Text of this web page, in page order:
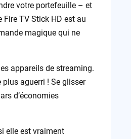
votre portefeuille – et
Fire TV Stick HD est au
magique qui ne
appareils de streaming.
plus aguerri ! Se glisser
d’économies
elle est vraiment